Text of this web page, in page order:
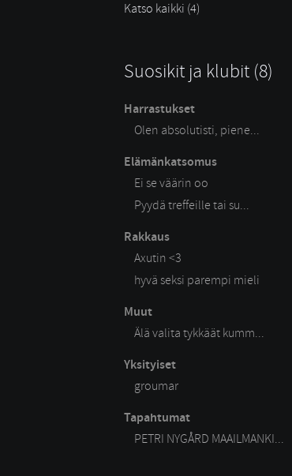
Katso kaikki (4)
Suosikit ja klubit (8)
Harrastukset
Olen absolutisti, piene...
Elämänkatsomus
Ei se väärin oo
Pyydä treffeille tai su...
Rakkaus
Axutin <3
hyvä seksi parempi mieli
Muut
Älä valita tykkäät kumm...
Yksityiset
groumar
Tapahtumat
PETRI NYGÅRD MAAILMANKI...